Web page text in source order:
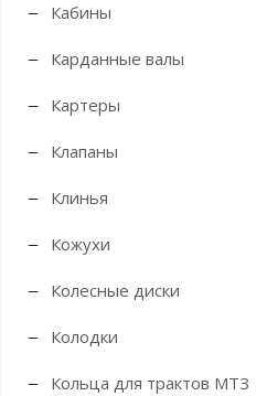
Кабины
Карданные валы
Картеры
Клапаны
Клинья
Кожухи
Колесные диски
Колодки
Кольца для трактов МТЗ